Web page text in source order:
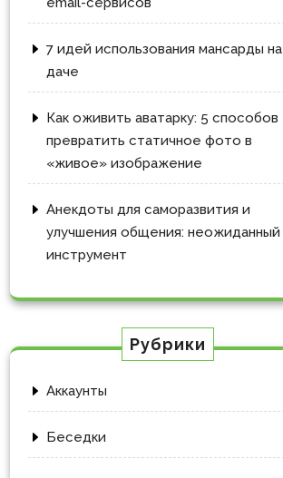
7 идей использования мансарды на
даче
Как оживить аватарку: 5 способов
превратить статичное фото в
«живое» изображение
Анекдоты для саморазвития и
улучшения общения: неожиданный
инструмент
Рубрики
Аккаунты
Беседки